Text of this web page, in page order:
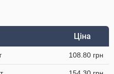
Ціна
108.80 грн